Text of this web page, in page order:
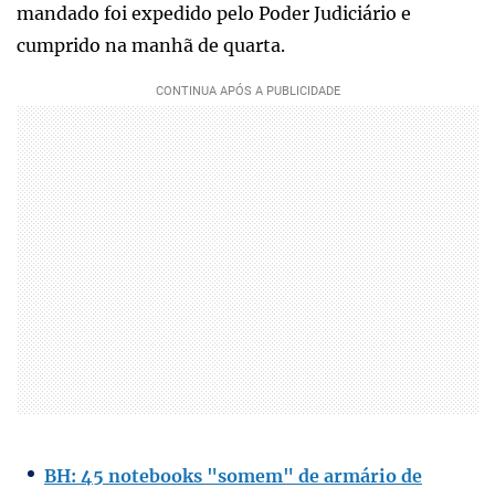
mandado foi expedido pelo Poder Judiciário e
cumprido na manhã de quarta.
BH: 45 notebooks "somem" de armário de